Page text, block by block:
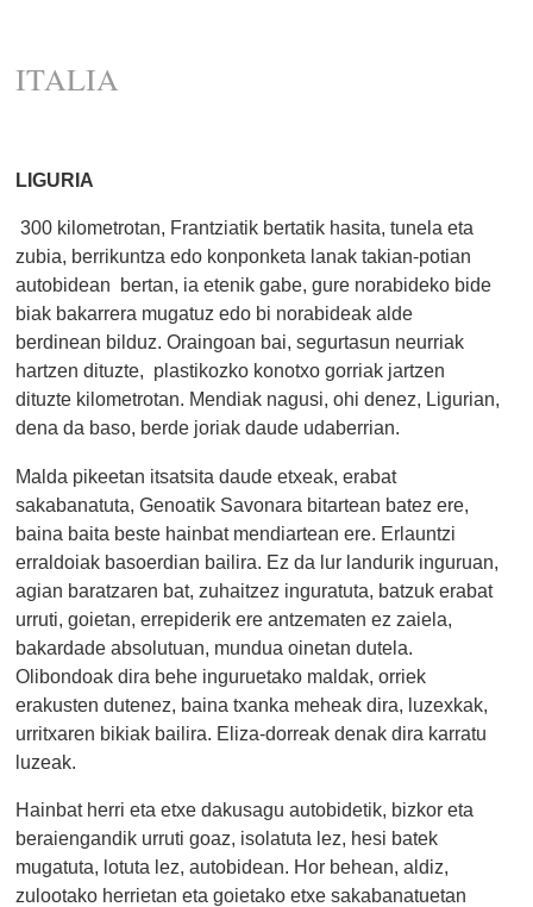
ITALIA
LIGURIA
300 kilometrotan, Frantziatik bertatik hasita, tunela eta
zubia, berrikuntza edo konponketa lanak takian-potian
autobidean bertan, ia etenik gabe, gure norabideko bide
biak bakarrera mugatuz edo bi norabideak alde
berdinean bilduz. Oraingoan bai, segurtasun neurriak
hartzen dituzte, plastikozko konotxo gorriak jartzen
dituzte kilometrotan. Mendiak nagusi, ohi denez, Ligurian,
dena da baso, berde joriak daude udaberrian.
Malda pikeetan itsatsita daude etxeak, erabat
sakabanatuta, Genoatik Savonara bitartean batez ere,
baina baita beste hainbat mendiartean ere. Erlauntzi
erraldoiak basoerdian bailira. Ez da lur landurik inguruan,
agian baratzaren bat, zuhaitzez inguratuta, batzuk erabat
urruti, goietan, errepiderik ere antzematen ez zaiela,
bakardade absolutuan, mundua oinetan dutela.
Olibondoak dira behe inguruetako maldak, orriek
erakusten dutenez, baina txanka meheak dira, luzexkak,
urritxaren bikiak bailira. Eliza-dorreak denak dira karratu
luzeak.
Hainbat herri eta etxe dakusagu autobidetik, bizkor eta
beraiengandik urruti goaz, isolatuta lez, hesi batek
mugatuta, lotuta lez, autobidean. Hor behean, aldiz,
zulootako herrietan eta goietako etxe sakabanatuetan